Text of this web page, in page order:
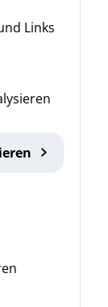
Links